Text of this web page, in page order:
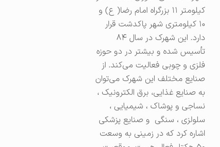
کیلومتر ۱۱ بزرگراه امام رضا( ع) و
۱۰ کیلومتری شهر پاکدشت قرار
دارد. این شهرک در سال ۸۴
تأسیس شده و بیشتر در دو حوزه
فلزی و چوبی فعالیت می‌کند. از
صنایع مختلف این شهرک می‌توان
به صنایع غذایی، برق الکترونیک ،
نساجی و پوشاک ، شیمیایی‌ ،
سلولزی ، سنگی و صنایع پزشکی
اشاره کرد که در زمینی به وسعت